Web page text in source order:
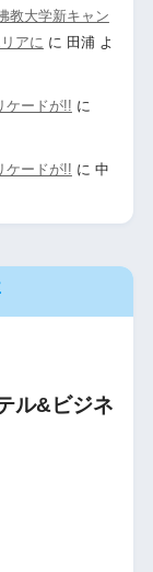
教大学新キャン
アに に 田浦よ
ケードが!! に
ケードが!! に 中
ル&ビジネ